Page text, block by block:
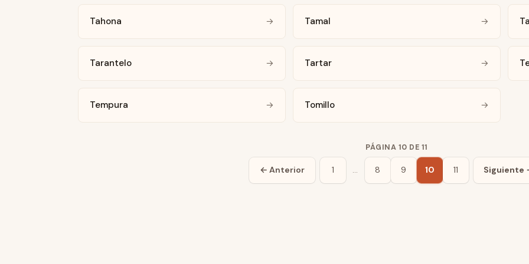
Tahona → Tamal →
Tarantelo → Tartar →
Tempura → Tomillo →
PÁGINA 10 DE 11
← Anterior 1 … 8 9 10 11 Siguiente